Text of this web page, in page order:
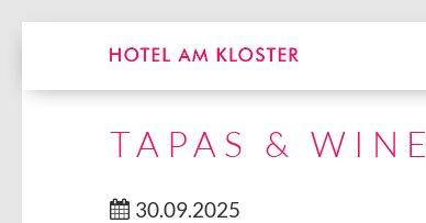
TAPAS & WINE
30.09.2025